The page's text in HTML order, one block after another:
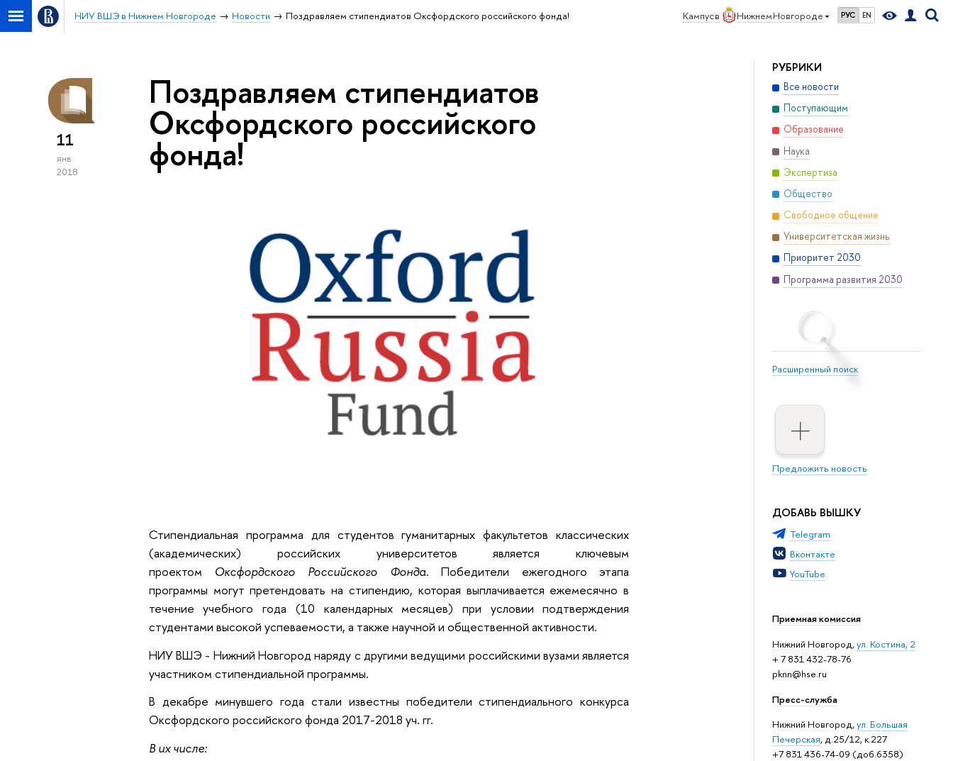
Кампус в Нижнем Новгороде РУС EN
НИУ ВШЭ в Нижнем Новгороде Новости Поздравляем стипендиатов Оксфордского российского фонда!
РУБРИКИ
Все новости
Поступающим
Образование
Наука
Экспертиза
Общество
Свободное общение
Университетская жизнь
Приоритет 2030
Программа развития 2030
Расширенный поиск
Предложить новость
ДОБАВЬ ВЫШКУ
Telegram
Вконтакте
YouTube
Приемная комиссия
Нижний Новгород,ул. Костина, 2
+ 7 831 432-78-76
pknn@hse.ru
Пресс-служба
Нижний Новгород,ул. Большая
Печерская, д.25/12, к.227
+7 831 436-74-09 (доб.6358)
11
янв
2018
Поздравляем стипендиатов
Оксфордского российского
фонда!
Стипендиальная программа для студентов гуманитарных факультетов классических
(академических) российских университетов является ключевым
проектом Оксфордского Российского Фонда. Победители ежегодного этапа
программы могут претендовать на стипендию, которая выплачивается ежемесячно в
течение учебного года (10 календарных месяцев) при условии подтверждения
студентами высокой успеваемости, а также научной и общественной активности.
НИУ ВШЭ - Нижний Новгород наряду с другими ведущими российскими вузами является
участником стипендиальной программы.
В декабре минувшего года стали известны победители стипендиального конкурса
Оксфордского российского фонда 2017-2018 уч. гг.
В их числе: